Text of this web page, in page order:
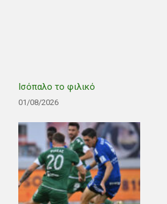
Ισόπαλο το φιλικό
01/08/2026